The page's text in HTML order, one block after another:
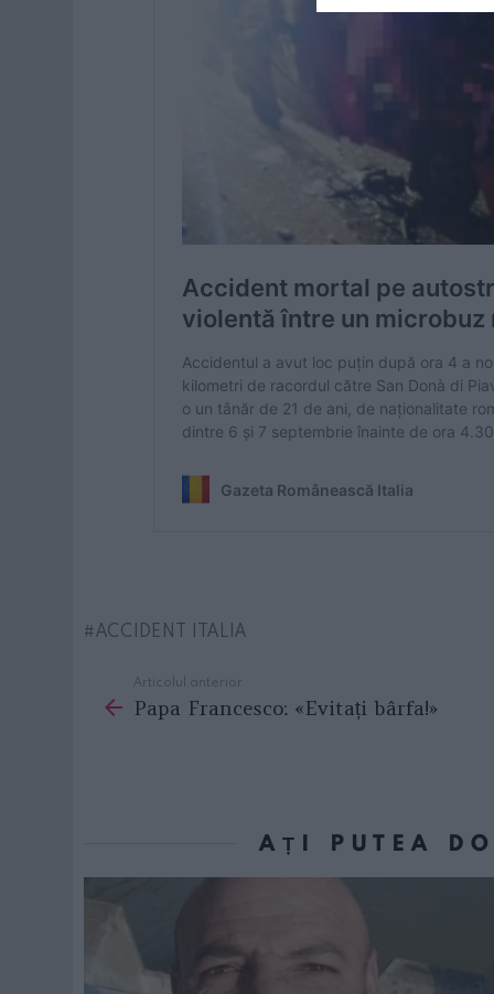
ACCIDENT ITALIA
more
Articolul anterior
Papa Francesco: «Evitați bârfa!»
AȚI PUTEA